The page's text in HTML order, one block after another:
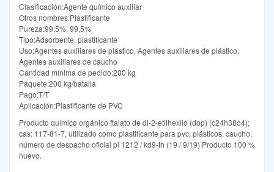
Clasificación:Agente químico auxiliar
Otros nombres:Plastificante
Pureza:99,5%, 99,5%
Tipo:Adsorbente, plastificante
Uso:Agentes auxiliares de plástico, Agentes auxiliares de plástico,
Agentes auxiliares de caucho
Cantidad mínima de pedido:200 kg
Paquete:200 kg/batalla
Pago:T/T
Aplicación:Plastificante de PVC
Producto químico orgánico ftalato de di-2-etilhexilo (dop) (c24h38o4);
cas: 117-81-7, utilizado como plastificante para pvc, plásticos, caucho,
número de despacho oficial pl 1212 / kd9-th (19 / 9/19) Producto 100 %
nuevo.